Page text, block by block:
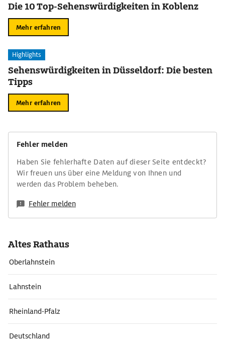
Die 10 Top-Sehenswürdigkeiten in Koblenz
Mehr erfahren
Highlights
Sehenswürdigkeiten in Düsseldorf: Die besten
Tipps
Mehr erfahren
Fehler melden
Haben Sie fehlerhafte Daten auf dieser Seite entdeckt?
Wir freuen uns über eine Meldung von Ihnen und
werden das Problem beheben.
Fehler melden
Altes Rathaus
Oberlahnstein
Lahnstein
Rheinland-Pfalz
Deutschland